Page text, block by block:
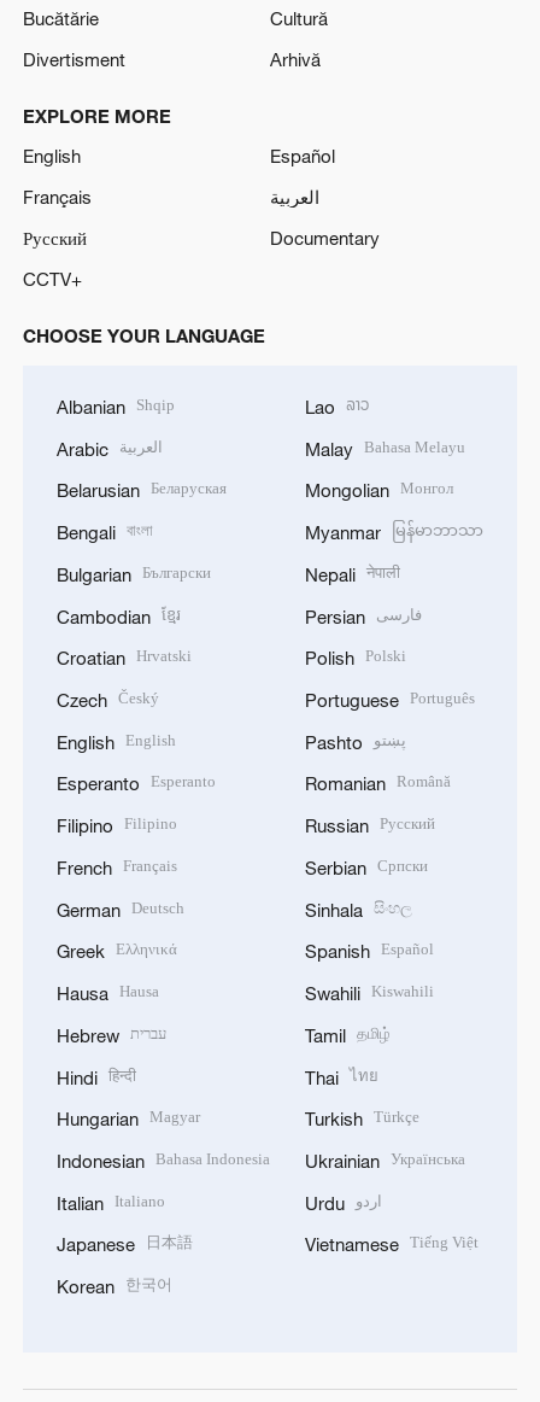
Bucătărie
Cultură
Divertisment
Arhivă
EXPLORE MORE
English
Español
Français
العربية
Русский
Documentary
CCTV+
CHOOSE YOUR LANGUAGE
Albanian Shqip
Arabic العربية
Belarusian Беларуская
Bengali বাংলা
Bulgarian Български
Cambodian ខ្មែរ
Croatian Hrvatski
Czech Český
English English
Esperanto Esperanto
Filipino Filipino
French Français
German Deutsch
Greek Ελληνικά
Hausa Hausa
Hebrew עברית
Hindi हिन्दी
Hungarian Magyar
Indonesian Bahasa Indonesia
Italian Italiano
Japanese 日本語
Korean 한국어
Lao ລາວ
Malay Bahasa Melayu
Mongolian Монгол
Myanmar မြန်မာဘာသာ
Nepali नेपाली
Persian فارسی
Polish Polski
Portuguese Português
Pashto پښتو
Romanian Română
Russian Русский
Serbian Српски
Sinhala සිංහල
Spanish Español
Swahili Kiswahili
Tamil தமிழ்
Thai ไทย
Turkish Türkçe
Ukrainian Українська
Urdu اردو
Vietnamese Tiếng Việt